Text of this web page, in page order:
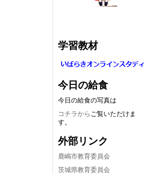
学習教材
今日の給食
今日の給食の写真は
コチラから ご覧いただけま
す。
外部リンク
鹿嶋市教育委員会
茨城県教育委員会